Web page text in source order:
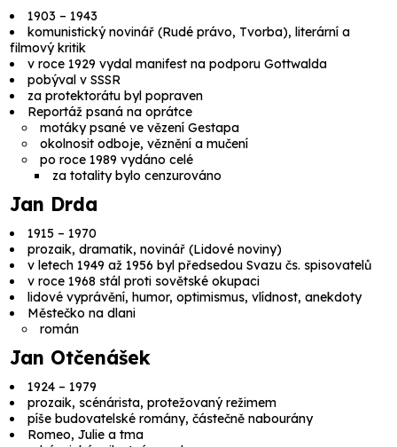
1903 – 1943
komunistický novinář (Rudé právo, Tvorba), literární a
filmový kritik
v roce 1929 vydal manifest na podporu Gottwalda
pobýval v SSSR
za protektorátu byl popraven
Reportáž psaná na oprátce
motáky psané ve vězení Gestapa
okolnosit odboje, věznění a mučení
po roce 1989 vydáno celé
za totality bylo cenzurováno
Jan Drda
1915 – 1970
prozaik, dramatik, novinář (Lidové noviny)
v letech 1949 až 1956 byl předsedou Svazu čs. spisovatelů
v roce 1968 stál proti sovětské okupaci
lidové vyprávění, humor, optimismus, vlídnost, anekdoty
Městečko na dlani
román
Jan Otčenášek
1924 – 1979
prozaik, scénárista, protežovaný režimem
píše budovatelské romány, částečně nabourány
Romeo, Julie a tma